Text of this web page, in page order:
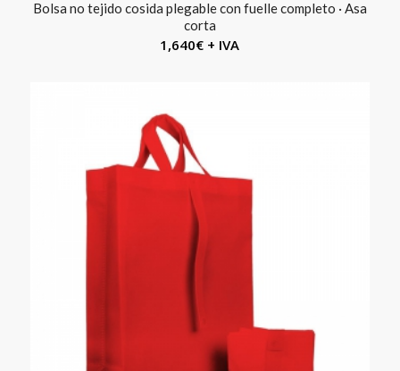
Bolsa no tejido cosida plegable con fuelle completo · Asa
corta
1,640€ + IVA